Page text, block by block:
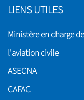
LIENS UTILES
Ministère en charge de
l'aviation civile
ASECNA
CAFAC